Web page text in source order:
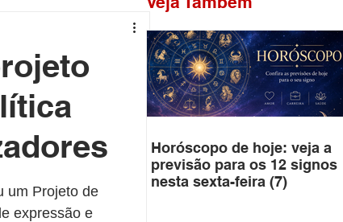
Prefeituras do Acre
um Projeto de
expressão e
Horóscopo de hoje: veja a
previsão para os 12 signos
nesta sexta-feira (7)